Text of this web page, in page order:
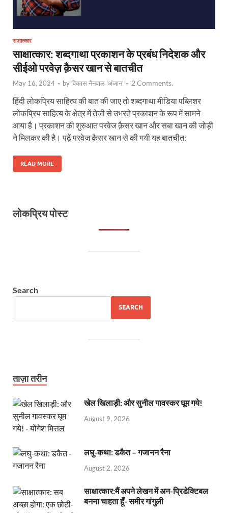
साक्षात्कार
साक्षात्कार: शब्दगाथा प्रकाशन के प्रबंध निदेशक और
सीईओ परवेज़ क़ैसर खान से बातचीत
May 16, 2024 - byविकास नैनवाल 'अंजान' - 2 Comments.
हिंदी लोकप्रिय साहित्य की बात की जाए तो शब्दगाथा मीडिया पब्लिशर
लोकप्रिय साहित्य के क्षेत्र में तेजी से उभरते प्रकाशन के रूप में सामने
आया है। प्रकाशन की शुरुआत परवेज क़ैसर खान और सबा खान की जोड़ी
ने मिलकर की है। पढ़ें परवेज क़ैसर खान से की गयी यह बातचीत:
READ MORE
लोकप्रिय पोस्ट
Search
SEARCH
ताज़ा तरीन
खेल खिलाड़ी: और सुनील गावस्कर घूम गये!
August 9, 2026
लघु-कथा: डकैत – गजानन रैना
August 2, 2026
साक्षात्कार:मैं अपने लेखन में अन-प्रिडेक्टिबल
बनना चाहता हूँ- समीर गांगुली